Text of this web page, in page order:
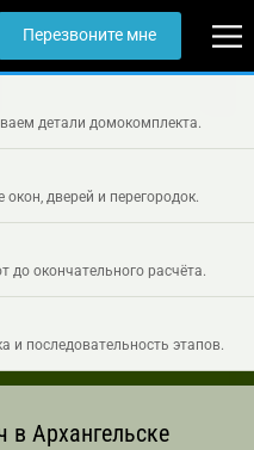
Перезвоните мне
детали домокомплекта.
дверей и перегородок.
до окончательного расчёта.
и последовательность этапов.
Архангельске